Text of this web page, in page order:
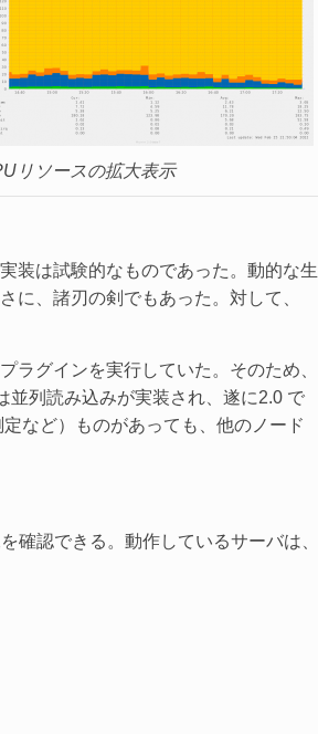
リソースの拡大表示
装は試験的なものであった。動的な生
に、諸刃の剣でもあった。対して、
ラグインを実行していた。そのため、
並列読み込みが実装され、遂に2.0 で
など）ものがあっても、他のノード
確認できる。動作しているサーバは、